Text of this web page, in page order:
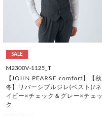
SALE
M2300V-1125_T
【JOHN PEARSE comfort】【秋
冬】リバーシブルジレ(ベスト)/ネ
イビー×チェック＆グレー×チェッ
ク